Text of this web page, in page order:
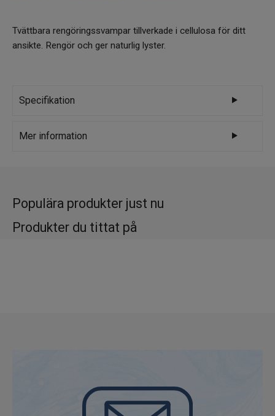
Tvättbara rengöringssvampar tillverkade i cellulosa för ditt
ansikte. Rengör och ger naturlig lyster.
Specifikation
Varumärke
Mer information
peelingeffekt och ger huden ett naturligt
lyster. Går bra att tvätta i 60 grader i
tvättpåse eller för hand med lite diskmedel
Populära produkter just nu
Produkter du tittat på